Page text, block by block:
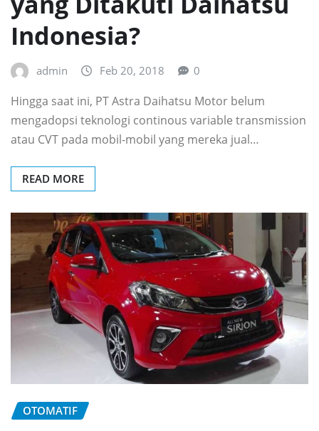
Indonesia?
admin Feb 20, 2018 0
Hingga saat ini, PT Astra Daihatsu Motor belum
mengadopsi teknologi continous variable transmission
atau CVT pada mobil-mobil yang mereka jual…
READ MORE
OTOMATIF